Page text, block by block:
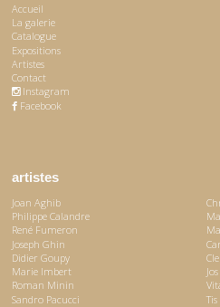
Accueil
La galerie
Catalogue
Expositions
Artistes
Contact
Instagram
Facebook
artistes
Joan Aghib
Philippe Calandre
René Fumeron
Joseph Ghin
Didier Goupy
Marie Imbert
Roman Minin
Sandro Pacucci